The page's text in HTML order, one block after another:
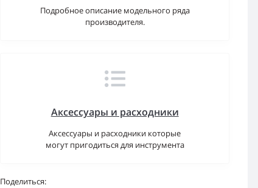
Подробное описание модельного ряда
производителя.
Аксессуары и расходники
Аксессуары и расходники которые
могут пригодиться для инструмента
Поделиться: